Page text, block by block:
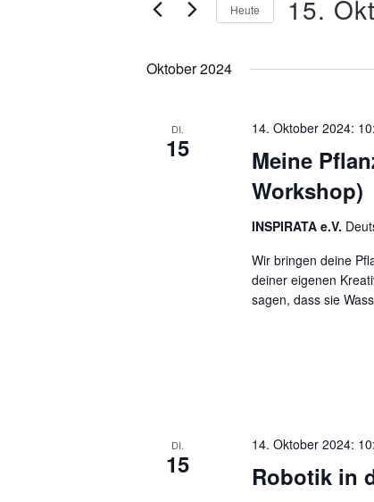
Heute 15.
Oktober 2024
DI.
15
Meine
Workshop)
14. Oktober 2024:
INSPIRATA e.V.
Wir bringen deine
deiner eigenen
sagen, dass sie
DI.
15 Robotik in
14. Oktober 2024: